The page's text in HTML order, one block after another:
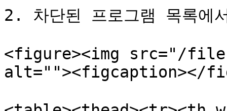
2. 차단된 프로그램 목록에
<figure><img src="/files/
alt=""><figcaption></